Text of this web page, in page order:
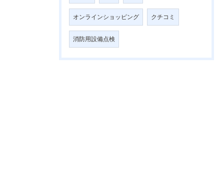
オンラインショッピング クチコミ
消防用設備点検